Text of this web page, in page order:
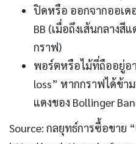
ปิดหรือ ออกจากออเด
BB (เมื่อถึงเส้นกลางสี
กราฟ)
พอร์ตหรือไม้ที่ถืออยู่อ
loss” หากกราฟได้ข้า
แดงของ Bollinger
Source: กลยุทธ์การซื้อขาย